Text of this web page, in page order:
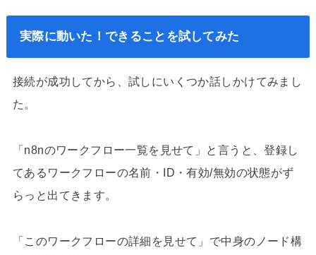
実際に動いた！できることを試してみた
接続が成功してから、試しにいくつか話しかけてみまし
た。
「n8nのワークフロー一覧を見せて」と言うと、登録し
てあるワークフローの名前・ID・有効/無効の状態がず
らっと出てきます。
「このワークフローの詳細を見せて」で中身のノード構